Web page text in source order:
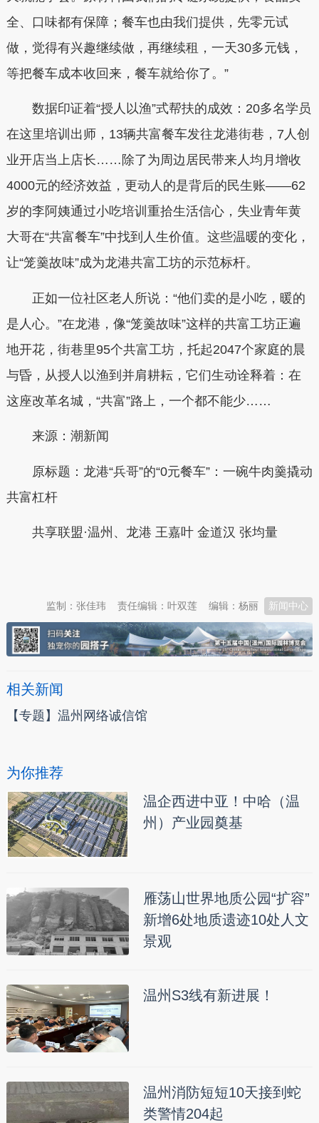
全、口味都有保障；餐车也由我们提供，先零元试
做，觉得有兴趣继续做，再继续租，一天30多元钱，
等把餐车成本收回来，餐车就给你了。”
数据印证着“授人以渔”式帮扶的成效：20多名学员
在这里培训出师，13辆共富餐车发往龙港街巷，7人创
业开店当上店长……除了为周边居民带来人均月增收
4000元的经济效益，更动人的是背后的民生账——62
岁的李阿姨通过小吃培训重拾生活信心，失业青年黄
大哥在“共富餐车”中找到人生价值。这些温暖的变化，
让“笼羹故味”成为龙港共富工坊的示范标杆。
正如一位社区老人所说：“他们卖的是小吃，暖的
是人心。”在龙港，像“笼羹故味”这样的共富工坊正遍
地开花，街巷里95个共富工坊，托起2047个家庭的晨
与昏，从授人以渔到并肩耕耘，它们生动诠释着：在
这座改革名城，“共富”路上，一个都不能少……
来源：潮新闻
原标题：龙港“兵哥”的“0元餐车”：一碗牛肉羹撬动
共富杠杆
共享联盟·温州、龙港 王嘉叶 金道汉 张均量
新闻中心
编辑：杨丽
责任编辑：叶双莲
监制：张佳玮
相关新闻
【专题】温州网络诚信馆
为你推荐
温企西进中亚！中哈（温
州）产业园奠基
雁荡山世界地质公园“扩容”
新增6处地质遗迹10处人文
景观
温州S3线有新进展！
温州消防短短10天接到蛇
类警情204起